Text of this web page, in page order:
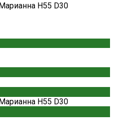
H55 D30
H55 D30